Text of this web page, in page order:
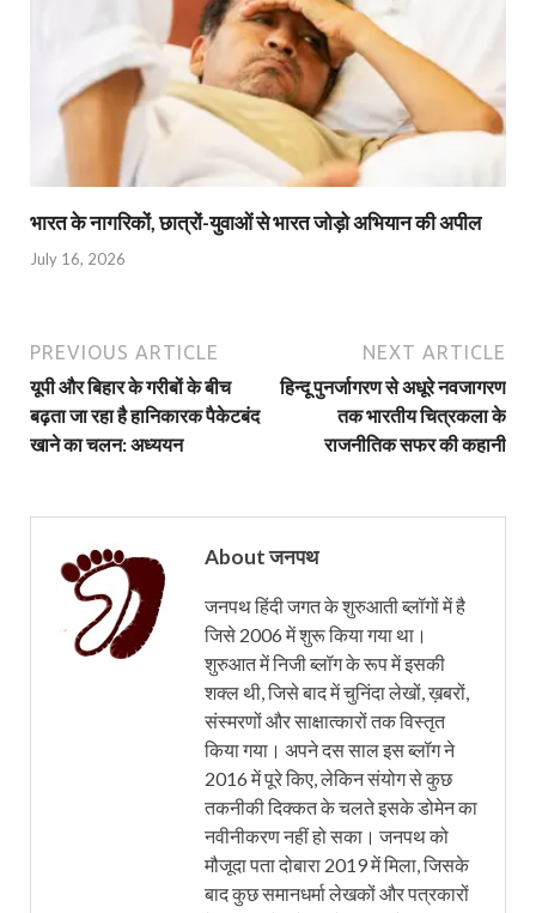
भारत के नागरिकों, छात्रों-युवाओं से भारत जोड़ो अभियान की अपील
July 16, 2026
PREVIOUS ARTICLE
यूपी और बिहार के गरीबों के बीच
बढ़ता जा रहा है हानिकारक पैकेटबंद
खाने का चलन: अध्ययन
NEXT ARTICLE
हिन्दू पुनर्जागरण से अधूरे नवजागरण
तक भारतीय चित्रकला के
राजनीतिक सफर की कहानी
About जनपथ
जनपथ हिंदी जगत के शुरुआती ब्लॉगों में है
जिसे 2006 में शुरू किया गया था।
शुरुआत में निजी ब्लॉग के रूप में इसकी
शक्ल थी, जिसे बाद में चुनिंदा लेखों, ख़बरों,
संस्मरणों और साक्षात्कारों तक विस्तृत
किया गया। अपने दस साल इस ब्लॉग ने
2016 में पूरे किए, लेकिन संयोग से कुछ
तकनीकी दिक्कत के चलते इसके डोमेन का
नवीनीकरण नहीं हो सका। जनपथ को
मौजूदा पता दोबारा 2019 में मिला, जिसके
बाद कुछ समानधर्मा लेखकों और पत्रकारों